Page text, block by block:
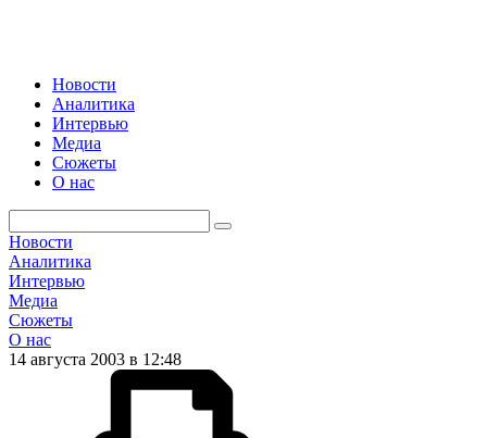
Новости
Аналитика
Интервью
Медиа
Сюжеты
О нас
Новости
Аналитика
Интервью
Медиа
Сюжеты
О нас
14 августа 2003 в 12:48